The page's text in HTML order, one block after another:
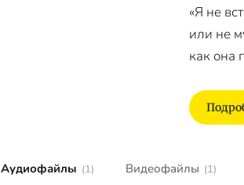
«Я не
или не
как она
Аудиофайлы (1) Видеофайлы (1)